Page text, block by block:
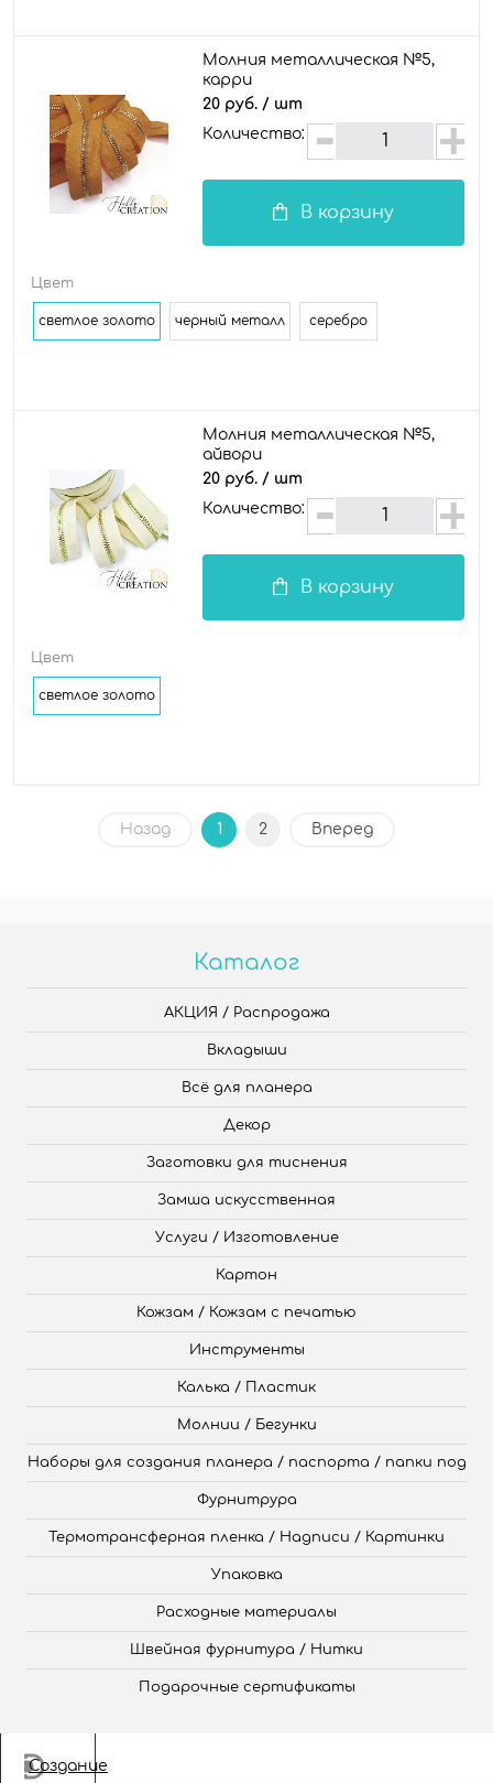
Молния металлическая №5,
карри
20 руб. / шт
Количество:
В корзину
Цвет
светлое золото черный металл серебро
Молния металлическая №5,
айвори
20 руб. / шт
Количество:
В корзину
Цвет
светлое золото
Назад 1 2 Вперед
Каталог
АКЦИЯ / Распродажа
Вкладыши
Всё для планера
Декор
Заготовки для тиснения
Замша искусственная
Услуги / Изготовление
Картон
Кожзам / Кожзам с печатью
Инструменты
Калька / Пластик
Молнии / Бегунки
Наборы для создания планера / паспорта / папки под
Фурнитрура
Термотрансферная пленка / Надписи / Картинки
Упаковка
Расходные материалы
Швейная фурнитура / Нитки
Подарочные сертификаты
Создание